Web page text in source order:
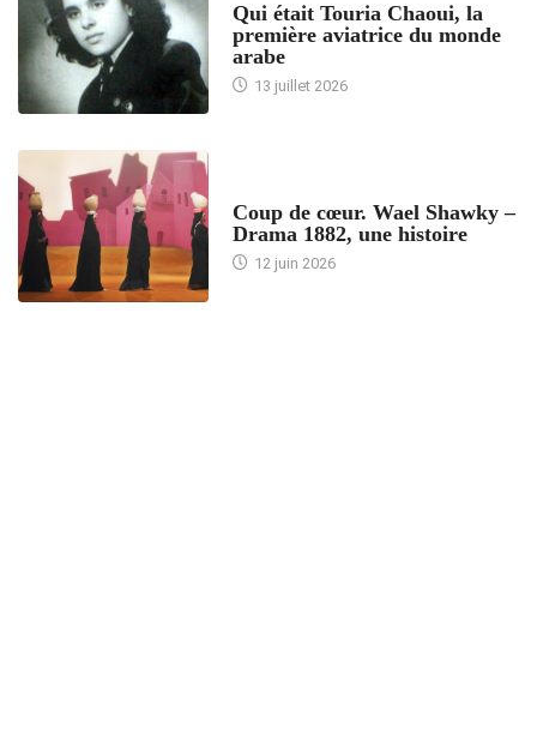
Qui était Touria Chaoui, la
première aviatrice du monde
arabe
13 juillet 2026
Coup de cœur. Wael Shawky –
Drama 1882, une histoire
12 juin 2026